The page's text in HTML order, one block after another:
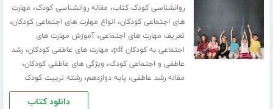
روانشناسی کودک کتاب، مقاله روانشناسی کودک، مهارت
های اجتماعی کودکان، انواع مهارت های اجتماعی کودکان،
تعریف مهارت های اجتماعی،آموزش مهارت های
اجتماعی به کودکان pdf
، مهارت های عاطفی کودکان،رشد
عاطفی و اجتماعی کودک، ویژگی های عاطفی کودکان،
مقاله رشد عاطفی، پایه دوازدهم،رشته تربیت کودک
دانلود کتاب